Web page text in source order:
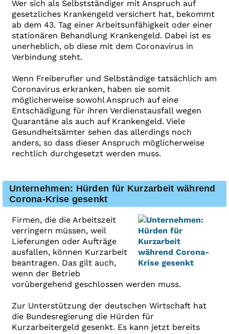
Wer sich als Selbstständiger mit Anspruch auf
gesetzliches Krankengeld versichert hat, bekommt
ab dem 43. Tag einer Arbeitsunfähigkeit oder einer
stationären Behandlung Krankengeld. Dabei ist es
unerheblich, ob diese mit dem Coronavirus in
Verbindung steht.
Wenn Freiberufler und Selbständige tatsächlich am
Coronavirus erkranken, haben sie somit
möglicherweise sowohl Anspruch auf eine
Entschädigung für ihren Verdienstausfall wegen
Quarantäne als auch auf Krankengeld. Viele
Gesundheitsämter sehen das allerdings noch
anders, so dass dieser Anspruch möglicherweise
rechtlich durchgesetzt werden muss.
Unternehmen: Hürden für Kurzarbeit während
Corona-Krise gesenkt
Firmen, die die Arbeitszeit
verringern müssen, weil
Lieferungen oder Aufträge
ausfallen, können Kurzarbeit
beantragen. Das gilt auch,
wenn der Betrieb
vorübergehend geschlossen werden muss.
Zur Unterstützung der deutschen Wirtschaft hat
die Bundesregierung die Hürden für
Kurzarbeitergeld gesenkt. Es kann jetzt bereits